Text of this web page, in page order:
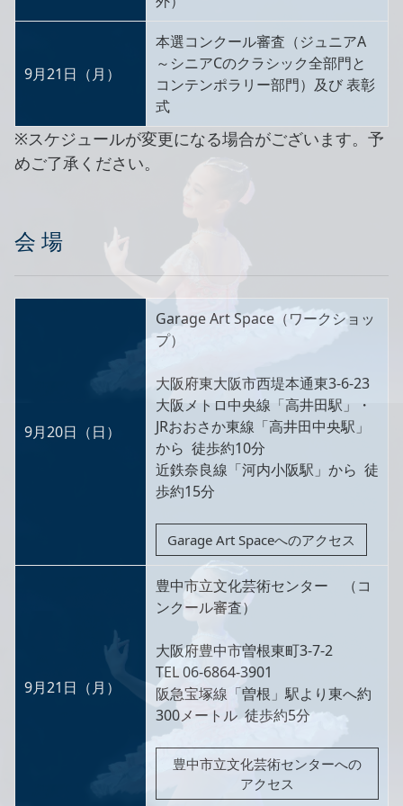
9月21日（月）
本選コンクール審査（ジュニアA
～シニアCのクラシック全部門と
コンテンポラリー部門）及び 表彰
式
※スケジュールが変更になる場合がございます。予
めご了承ください。
会 場
9月20日（日）
Garage Art Space（ワークショッ
プ）
大阪府東大阪市西堤本通東3-6-23
大阪メトロ中央線「高井田駅」・
JRおおさか東線「高井田中央駅」
から 徒歩約10分
近鉄奈良線「河内小阪駅」から 徒
歩約15分
Garage Art Spaceへのアクセス
9月21日（月）
豊中市立文化芸術センター （コ
ンクール審査）
大阪府豊中市曽根東町3-7-2
TEL 06-6864-3901
阪急宝塚線「曽根」駅より東へ約
300メートル 徒歩約5分
豊中市立文化芸術センターへの
アクセス